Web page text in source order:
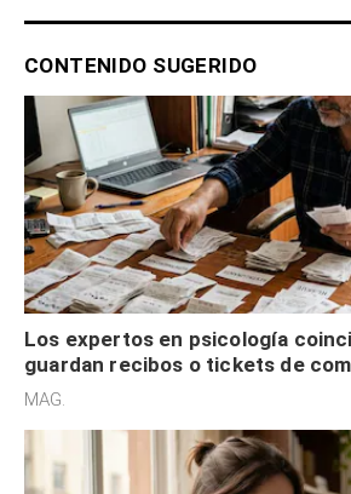
CONTENIDO SUGERIDO
Los expertos en psicología
guardan recibos o tickets de
son acumuladores, sino que
MAG.